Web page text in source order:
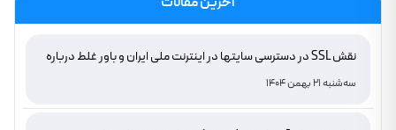
نقش SSL در دسترسی سایتها در اینترنت ملی ایران و باور غلط درباره
دامنه های IR
سه‌شنبه 21 بهمن 1404